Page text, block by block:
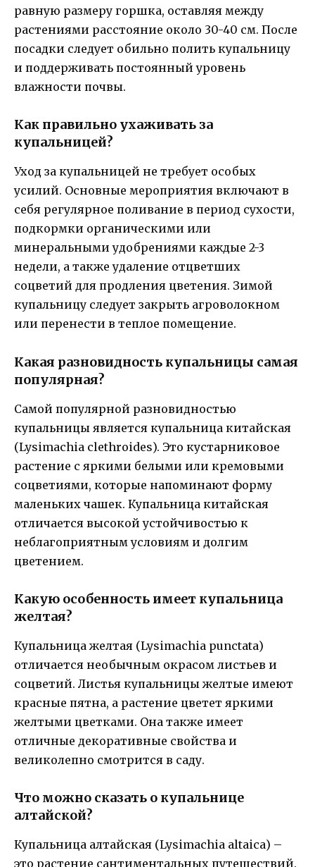
равную размеру горшка, оставляя между
растениями расстояние около 30-40 см. После
посадки следует обильно полить купальницу
и поддерживать постоянный уровень
влажности почвы.
Как правильно ухаживать за
купальницей?
Уход за купальницей не требует особых
усилий. Основные мероприятия включают в
себя регулярное поливание в период сухости,
подкормки органическими или
минеральными удобрениями каждые 2-3
недели, а также удаление отцветших
соцветий для продления цветения. Зимой
купальницу следует закрыть агроволокном
или перенести в теплое помещение.
Какая разновидность купальницы самая
популярная?
Самой популярной разновидностью
купальницы является купальница китайская
(Lysimachia clethroides). Это кустарниковое
растение с яркими белыми или кремовыми
соцветиями, которые напоминают форму
маленьких чашек. Купальница китайская
отличается высокой устойчивостью к
неблагоприятным условиям и долгим
цветением.
Какую особенность имеет купальница
желтая?
Купальница желтая (Lysimachia punctata)
отличается необычным окрасом листьев и
соцветий. Листья купальницы желтые имеют
красные пятна, а растение цветет яркими
желтыми цветками. Она также имеет
отличные декоративные свойства и
великолепно смотрится в саду.
Что можно сказать о купальнице
алтайской?
Купальница алтайская (Lysimachia altaica) –
это растение сантиментальных путешествий.